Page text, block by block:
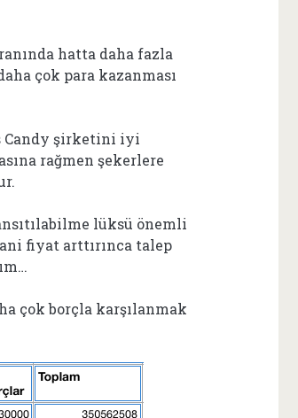
hatta daha fazla
çok para kazanması
Candy şirketini iyi
rağmen şekerlere
lüksü önemli
fiyat arttırınca talep
çok borçla karşılanmak